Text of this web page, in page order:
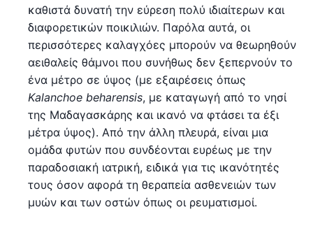
καθιστά δυνατή την εύρεση πολύ ιδιαίτερων και
διαφορετικών ποικιλιών. Παρόλα αυτά, οι
περισσότερες καλαγχόες μπορούν να θεωρηθούν
αειθαλείς θάμνοι που συνήθως δεν ξεπερνούν το
ένα μέτρο σε ύψος (με εξαιρέσεις όπως
Kalanchoe beharensis, με καταγωγή από το νησί
της Μαδαγασκάρης και ικανό να φτάσει τα έξι
μέτρα ύψος). Από την άλλη πλευρά, είναι μια
ομάδα φυτών που συνδέονται ευρέως με την
παραδοσιακή ιατρική, ειδικά για τις ικανότητές
τους όσον αφορά τη θεραπεία ασθενειών των
μυών και των οστών όπως οι ρευματισμοί.